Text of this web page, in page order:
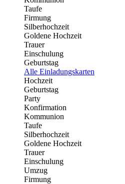
Taufe
Firmung
Silberhochzeit
Goldene Hochzeit
Trauer
Einschulung
Geburtstag
Alle Einladungskarten
Hochzeit
Geburtstag
Party
Konfirmation
Kommunion
Taufe
Silberhochzeit
Goldene Hochzeit
Trauer
Einschulung
Umzug
Firmung